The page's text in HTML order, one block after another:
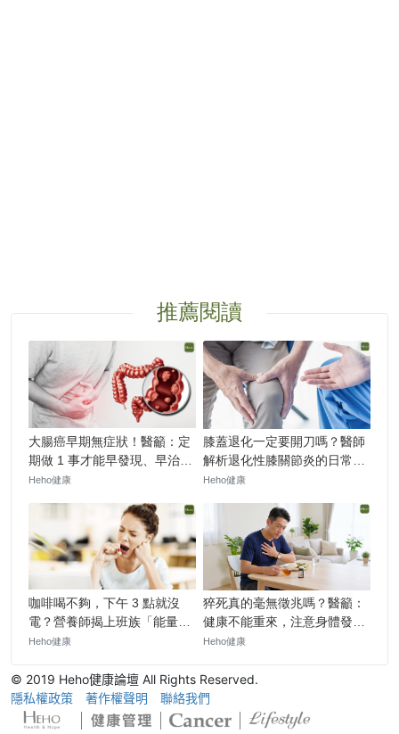
© 2019 Heho健康論壇 All Rights Reserved.
隱私權政策
著作權聲明 聯絡我們